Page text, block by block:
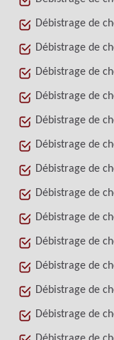
Débistrage de
Débistrage de
Débistrage de
Débistrage de
Débistrage de
Débistrage de
Débistrage de
Débistrage de
Débistrage de
Débistrage de
Débistrage de
Débistrage de
Débistrage de